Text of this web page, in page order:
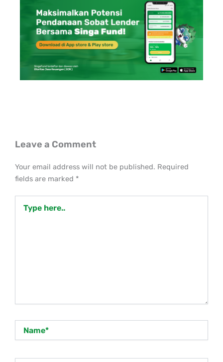
Leave a Comment
Your email address will not be published. Required
fields are marked *
here..